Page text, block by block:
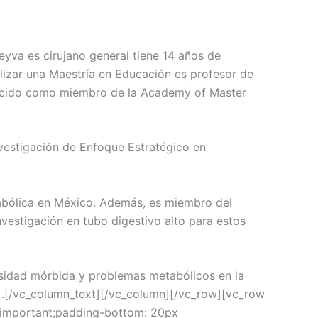
es cirujano general tiene 14 años de
una Maestría en Educación es profesor de
como miembro de la Academy of Master
de Enfoque Estratégico en
en México. Además, es miembro del
en tubo digestivo alto para estos
mórbida y problemas metabólicos en la
vc_column_text][/vc_column][/vc_row][vc_row
bottom: 20px